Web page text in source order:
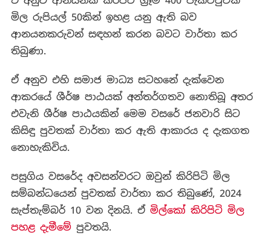
මිල රුපියල් 50කින් ඉහළ යනු ඇති බව
ආනයනකරුවන් සඳහන් කරන බවට වාර්තා කර
තිබුණා.
ඒ අනුව එහි සමාජ මාධ්‍ය සටහනේ දැක්වෙන
ආකරයේ ශීර්ෂ පාඨයක් අන්තර්ගතව නොතිබූ අතර
එවැනි ශීර්ෂ පාඨයකින් මෙම වසරේ ජනවාරි සිට
කිසිඳු පුවතක් වාර්තා කර ඇති ආකාරය ද දැකගත
නොහැකිවිය.
පසුගිය වසරේද අවසන්වරට ඔවුන් කිරිපිටි මිල
සම්බන්ධයෙන් පුවතක් වාර්තා කර තිබුණේ, 2024
සැප්තැම්බර් 10 වන දිනයි. ඒ මිල්කෝ කිරිපිටි මිල
පහළ දැමීමේපුවතයි.